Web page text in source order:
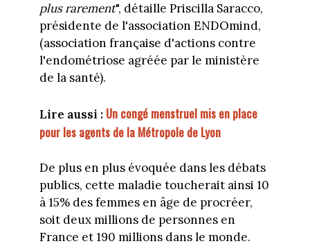
plus rarement", détaille Priscilla Saracco,
présidente de l'association ENDOmind,
(association française d'actions contre
l'endométriose agréée par le ministère
de la santé).
Lire aussi : Un congé menstruel mis en place
pour les agents de la Métropole de Lyon
De plus en plus évoquée dans les débats
publics, cette maladie toucherait ainsi 10
à 15% des femmes en âge de procréer,
soit deux millions de personnes en
France et 190 millions dans le monde.